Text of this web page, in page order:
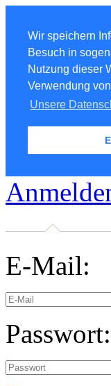
Wir speichern
Besuch in
Nutzung dieser
Verwendung
Unsere
E-Mail:
Passwort: